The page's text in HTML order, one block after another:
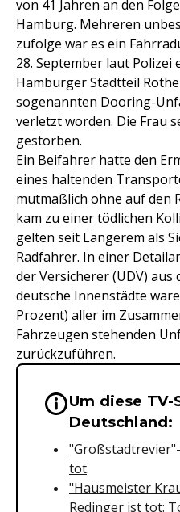
von 41 Jahren an den
Hamburg. Mehreren
zufolge war es ein
28. September laut Polizei
Hamburger Stadtteil
sogenannten Dooring-
verletzt worden. Die Frau
gestorben.
Ein Beifahrer hatte den
eines haltenden
mutmaßlich ohne auf den
kam zu einer tödlichen
gelten seit Längerem als
Radfahrer. In einer
der Versicherer (UDV) aus
deutsche Innenstädte
Prozent) aller im
Fahrzeugen stehenden
zurückzuführen.
Wichtige
Um diese
Deutschland:
tot.
"Hausmeister
Redinger ist tot: